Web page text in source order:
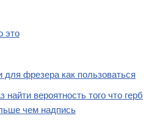
это
для фрезера как пользоваться
вероятность того что герб
чем надпись